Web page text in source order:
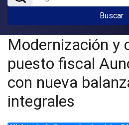
Buscar
Modernización y
puesto fiscal
con nueva
integrales